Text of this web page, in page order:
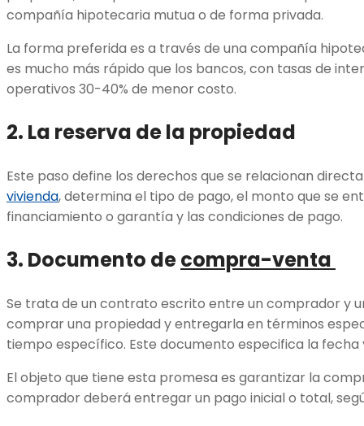
compañía hipotecaria mutua o de forma privada.
La forma preferida es a través de una compañía
es mucho más rápido que los bancos, con tasas de
operativos 30-40% de menor costo.
2. La reserva de la propiedad
Este paso define los derechos que se relacionan
vivienda, determina el tipo de pago, el monto que se
financiamiento o garantía y las condiciones de pago.
3. Documento decompra-venta
Se trata de un contrato escrito entre un comprador y
comprar una propiedad y entregarla en términos
tiempo específico. Este documento especifica la
El objeto que tiene esta promesa es garantizar la
comprador deberá entregar un pago inicial o total,